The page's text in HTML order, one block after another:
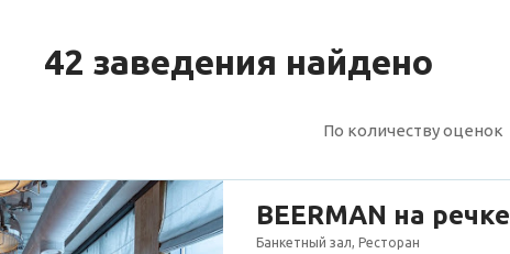
42 заведения найдено
По количеству оценок
BEERMAN на речке
Банкетный зал, Ресторан